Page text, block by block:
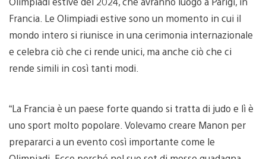
Francia. Le Olimpiadi estive sono un momento in cui il
mondo intero si riunisce in una cerimonia internazionale
e celebra ciò che ci rende unici, ma anche ciò che ci
rende simili in così tanti modi.
“La Francia è un paese forte quando si tratta di judo e lì è
uno sport molto popolare. Volevamo creare Manon per
prepararci a un evento così importante come le